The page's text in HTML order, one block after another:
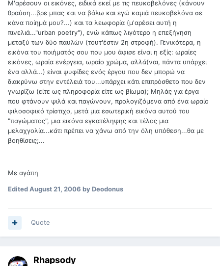
Μ'αρέσουν οι εικόνες, ειδικά εκεί με τις πευκοβελόνες (κάνουν
θραύση...βρε μπας και να βάλω και εγώ καμιά πευκοβελόνα σε
κάνα ποίημά μου?...) και τα λεωφορία (μ'αρέσει αυτή η
πινελιά..."urban poetry"), ενώ κάπως λιγότερο η επεξήγηση
μεταξύ των δύο παυλών (τουτ'έστιν 2η στροφή). Γενικότερα, η
εικόνα του ποιήματός σου που μου άφισε είναι η εξίς: ωραίες
εικόνες, ωραία ενέργεια, ωραίο χρώμα, αλλά(ναι, πάντα υπάρχει
ένα αλλά...) είναι ψυφίδες ενός έργου που δεν μπορώ να
διακρύνω στην εντέλειά του...υπάρχει κάτι επιπρόσθετο που δεν
γνωρίζω (είτε ως πληροφορία είτε ως βίωμα); Μηλάς για έργα
που φτάνουν ψιλά και παγώνουν, προλογιζόμενα από ένα ωραίο
φιλοσοφικό τρίστιχο, μετά μια εσωτερική εικόνα αυτού του
"παγώματος", μια εικόνα εγκατέληψης και τέλος μια
μελαχγολία...κάτι πρέπει να χάνω από την όλη υπόθεση...θα με
βοηθίσεις;...
Με αγάπη
EditedAugust 21, 2006 by Deodonus
Quote
Rhapsody